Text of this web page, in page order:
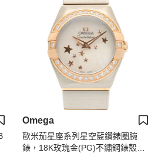
Omega
歐米茄星座系列星空藍鑽錶圈腕
錶，18K玫瑰金(PG)不鏽鋼錶殼，